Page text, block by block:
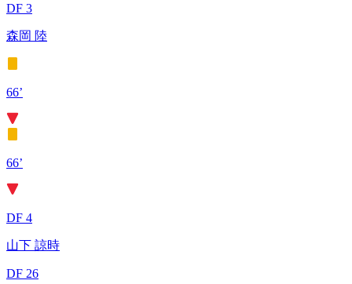
DF 3
森岡 陸
66’
66’
DF 4
山下 諒時
DF 26